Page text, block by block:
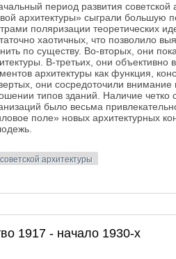
период развития советской
архитектуры» сыграли большую
поляризации теоретических
хаотичных, что позволило
по существу. Во-вторых, они
В-третьих, они
архитектуры как функция,
они сосредоточили
типов зданий. Наличие
было весьма
поле» новых архитектурных
архитектуры
1917 - начало 1930-х